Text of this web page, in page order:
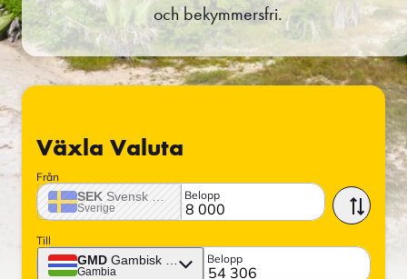
och bekymmersfri.
Växla Valuta
Från
SEK Svensk krona
Sverige
Belopp
Till
GMD Gambisk dalasi
Gambia
Belopp